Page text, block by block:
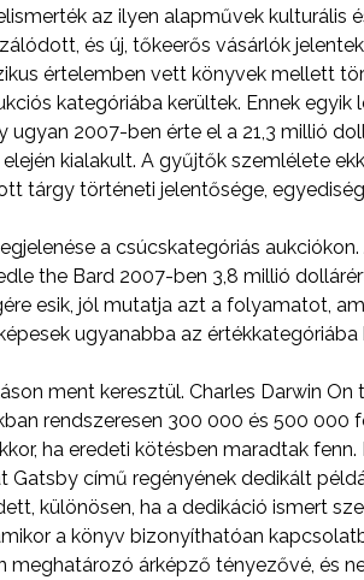
az ilyen alapművek kulturális
és új, tőkeerős vásárlók
értelemben vett könyvek mellett
kategóriába kerültek. Ennek egyik
2007-ben érte el a 21,3 millió
kialakult. A gyűjtők szemlélete
tárgy történeti jelentősége,
a csúcskategóriás aukciókon.
the Bard 2007-ben 3,8 millió
esik, jól mutatja azt a folyamatot,
ugyanabba az értékkategóriába
ment keresztül. Charles Darwin On
rendszeresen 300 000 és 500 000
ha eredeti kötésben maradtak fenn.
című regényének dedikált
különösen, ha a dedikáció ismert
a könyv bizonyíthatóan
árképző tényezővé, és